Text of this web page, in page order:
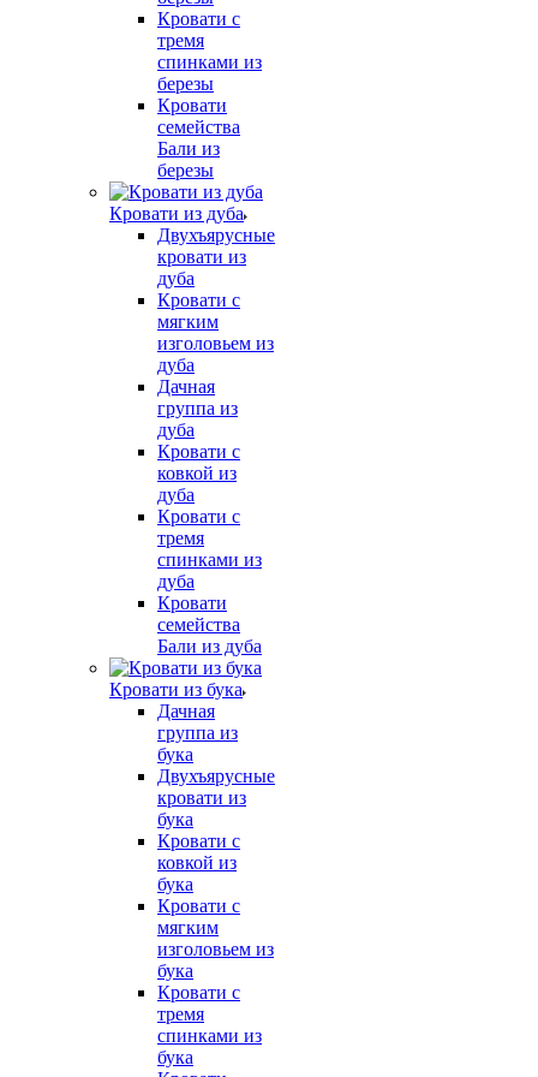
Кровати с
тремя
спинками из
березы
Кровати
семейства
Бали из
березы
Кровати из дуба
Двухъярусные
кровати из
дуба
Кровати с
мягким
изголовьем из
дуба
Дачная
группа из
дуба
Кровати с
ковкой из
дуба
Кровати с
тремя
спинками из
дуба
Кровати
семейства
Бали из дуба
Кровати из бука
Дачная
группа из
бука
Двухъярусные
кровати из
бука
Кровати с
ковкой из
бука
Кровати с
мягким
изголовьем из
бука
Кровати с
тремя
спинками из
бука